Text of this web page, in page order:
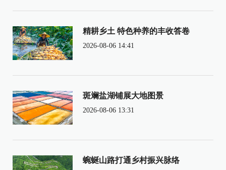
精耕乡土 特色种养的丰收答卷
2026-08-06 14:41
斑斓盐湖铺展大地图景
2026-08-06 13:31
蜿蜒山路打通乡村振兴脉络